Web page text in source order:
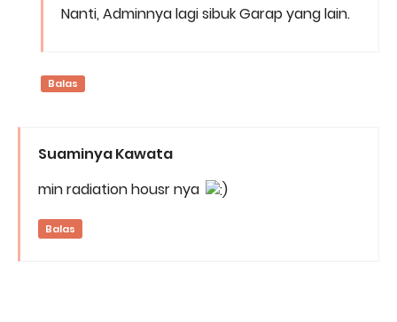
Nanti, Adminnya lagi sibuk Garap yang lain.
Balas
Suaminya Kawata
min radiation housr nya
Balas